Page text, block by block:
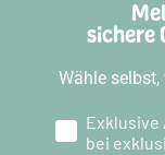
sichere
Wähle
Exklusive
bei